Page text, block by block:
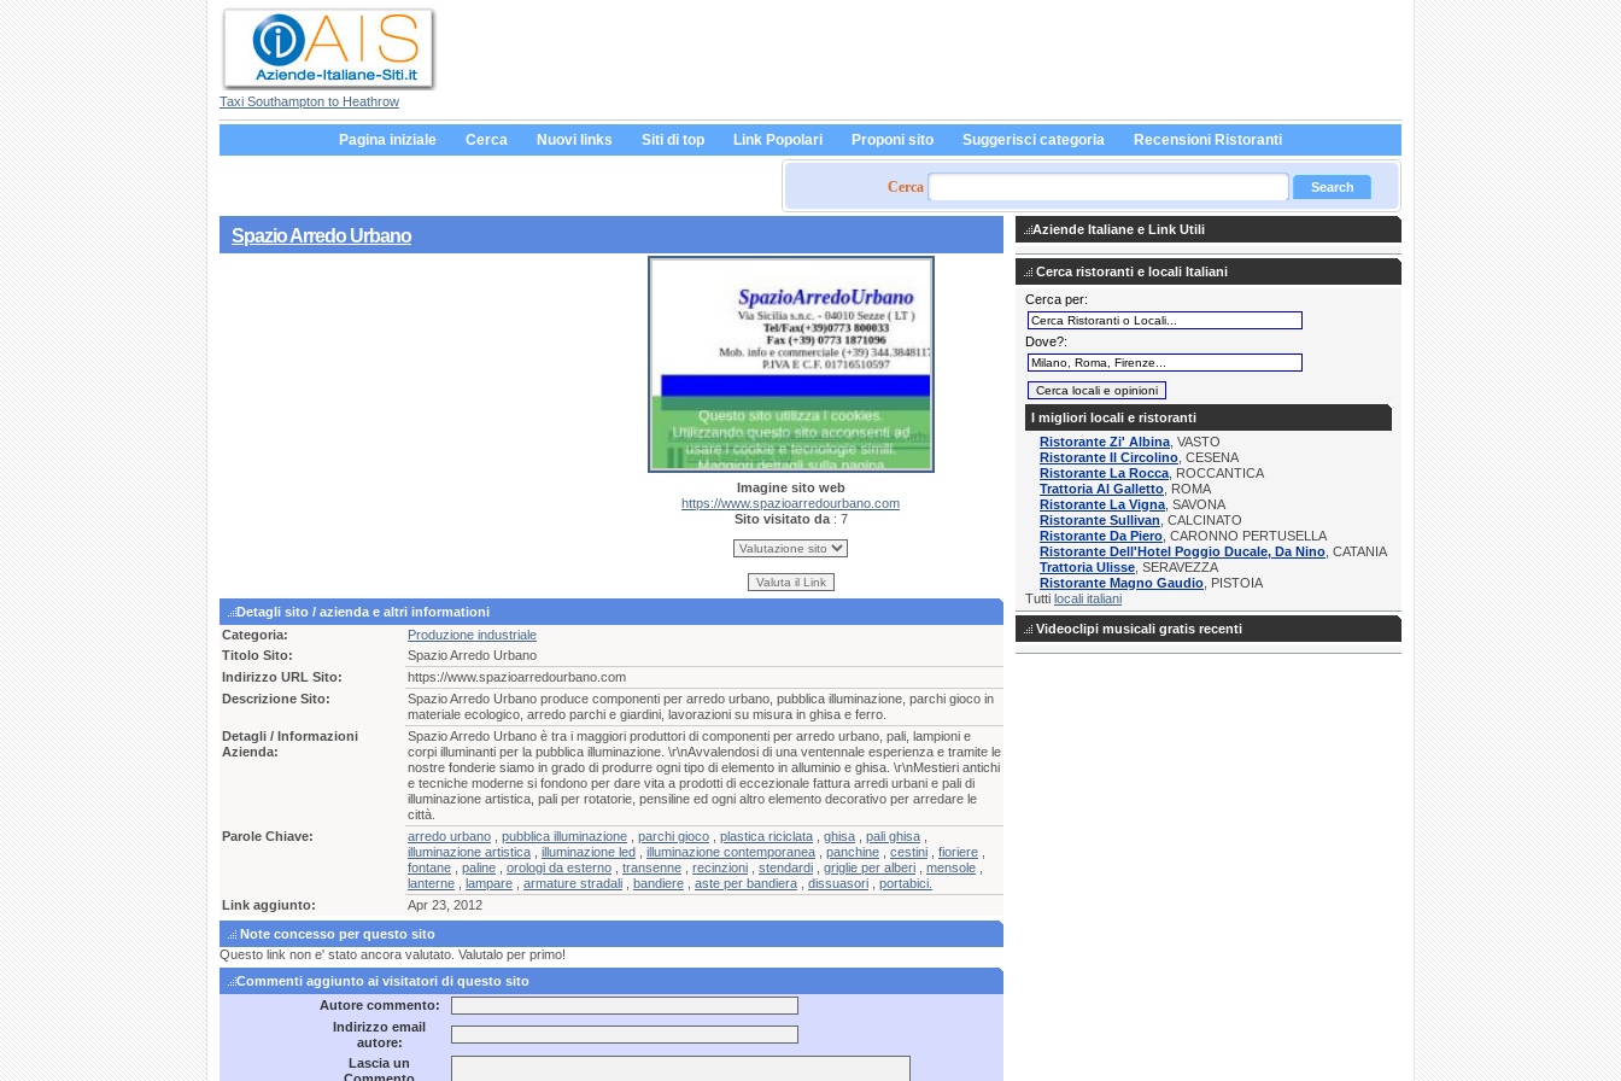
Taxi Southampton to Heathrow
Pagina iniziale Cerca Nuovi links Siti di top Link Popolari Proponi sito Suggerisci categoria Recensioni Ristoranti
Cerca
Spazio Arredo Urbano
Imagine sito web
https://www.spazioarredourbano.com
Sito visitato da : 7
Detagli sito / azienda e altri informationi
Categoria:
Produzione industriale
Titolo Sito:
Spazio Arredo Urbano
Indirizzo URL Sito:
https://www.spazioarredourbano.com
Descrizione Sito:
Spazio Arredo Urbano produce componenti per arredo urbano, pubblica illuminazione, parchi gioco in
materiale ecologico, arredo parchi e giardini, lavorazioni su misura in ghisa e ferro.
Detagli / Informazioni
Azienda:
Spazio Arredo Urbano è tra i maggiori produttori di componenti per arredo urbano, pali, lampioni e
corpi illuminanti per la pubblica illuminazione. \r\nAvvalendosi di una ventennale esperienza e tramite le
nostre fonderie siamo in grado di produrre ogni tipo di elemento in alluminio e ghisa. \r\nMestieri antichi
e tecniche moderne si fondono per dare vita a prodotti di eccezionale fattura arredi urbani e pali di
illuminazione artistica, pali per rotatorie, pensiline ed ogni altro elemento decorativo per arredare le
città.
Parole Chiave:
arredo urbano pubblica illuminazione parchi gioco plastica riciclata ghisa pali ghisa
illuminazione artistica
illuminazione led illuminazione contemporanea panchine cestini fioriere
fontane
paline orologi da esterno transenne recinzioni stendardi griglie per alberi mensole
lanterne
lampare armature stradali bandiere aste per bandiera dissuasori
portabici.
Link aggiunto:
Apr 23, 2012
Note concesso per questo sito
Questo link non e' stato ancora valutato. Valutalo per primo!
Commenti aggiunto ai visitatori di questo sito
Autore commento:
Indirizzo email
autore:
Lascia un
Aziende Italiane e Link Utili
Cerca ristoranti e locali Italiani
Cerca per:
Dove?:
I migliori locali e ristoranti
Ristorante Zi' Albina , VASTO
Ristorante Il Circolino , CESENA
Ristorante La Rocca , ROCCANTICA
Trattoria Al Galletto , ROMA
Ristorante La Vigna , SAVONA
Ristorante Sullivan , CALCINATO
Ristorante Da Piero , CARONNO PERTUSELLA
Ristorante Dell'Hotel Poggio Ducale, Da Nino , CATANIA
Trattoria Ulisse , SERAVEZZA
Ristorante Magno Gaudio , PISTOIA
Tutti locali italiani
Videoclipi musicali gratis recenti